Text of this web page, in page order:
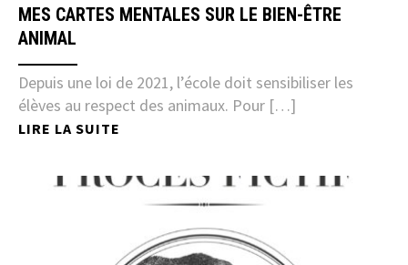
MES CARTES MENTALES SUR LE BIEN-ÊTRE
ANIMAL
Depuis une loi de 2021, l’école doit sensibiliser les
élèves au respect des animaux. Pour […]
LIRE LA SUITE